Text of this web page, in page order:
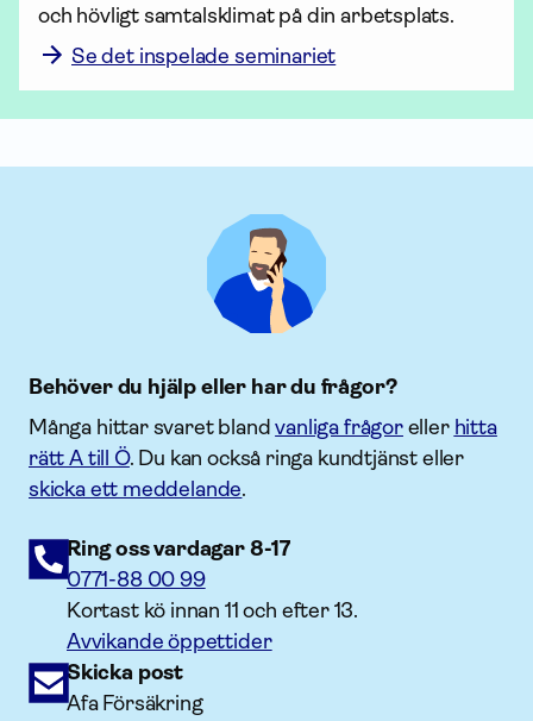
och hövligt samtalsklimat på din arbetsplats.
Se det inspelade seminariet
Behöver du hjälp eller har du frågor?
Många hittar svaret blandvanliga frågoreller hitta
rätt A till Ö. Du kan också ringa kundtjänst eller
skicka ett meddelande.
Ring oss vardagar 8-17
0771-88 00 99
Kortast kö innan 11 och efter 13.
Avvikande öppettider
Skicka post
Afa Försäkring